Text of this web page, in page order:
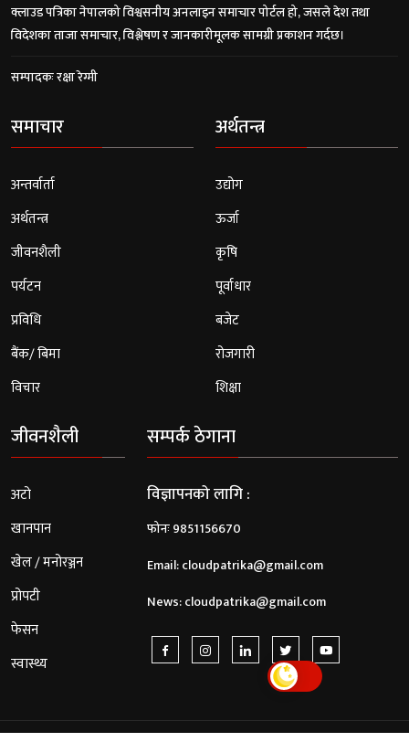
क्लाउड पत्रिका नेपालको विश्वसनीय अनलाइन समाचार पोर्टल हो, जसले देश तथा
विदेशका ताजा समाचार, विश्लेषण र जानकारीमूलक सामग्री प्रकाशन गर्दछ।
सम्पादकः रक्षा रेग्मी
समाचार
अन्तर्वार्ता
अर्थतन्त्र
जीवनशैली
पर्यटन
प्रविधि
बैंक/ बिमा
विचार
अर्थतन्त्र
उद्योग
ऊर्जा
कृषि
पूर्वाधार
बजेट
रोजगारी
शिक्षा
जीवनशैली
अटो
खानपान
खेल / मनोरञ्जन
प्रोपटी
फेसन
स्वास्थ्य
सम्पर्क ठेगाना
विज्ञापनको लागि :
फोनः 9851156670
Email:cloudpatrika@gmail.com
News:cloudpatrika@gmail.com